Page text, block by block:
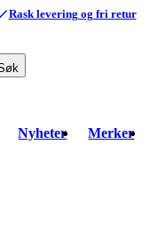
Rask levering og fri retur
Nyheter Merker